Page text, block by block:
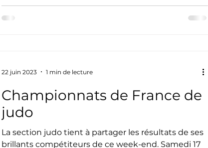
Championnats de France de
judo
La section judo tient à partager les résultats de ses
brillants compétiteurs de ce week-end. Samedi 17
22 juin 2023 1 min de lecture